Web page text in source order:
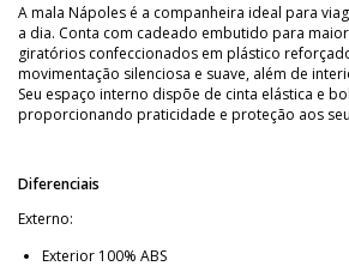
A mala Nápoles é a companheira ideal para
a dia. Conta com cadeado embutido para
giratórios confeccionados em plástico
movimentação silenciosa e suave, além de
Seu espaço interno dispõe de cinta elástica e
proporcionando praticidade e proteção aos
Diferenciais
Externo:
Exterior 100% ABS